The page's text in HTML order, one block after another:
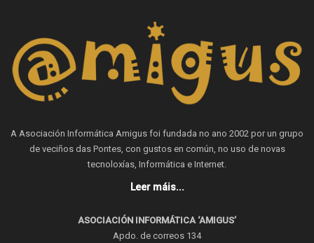
A Asociación Informática Amigus foi fundada no ano 2002 por un grupo
de veciños das Pontes, con gustos en común, no uso de novas
tecnoloxías, Informática e Internet.
Leer máis...
ASOCIACIÓN INFORMÁTICA ‘AMIGUS’
Apdo. de correos 134